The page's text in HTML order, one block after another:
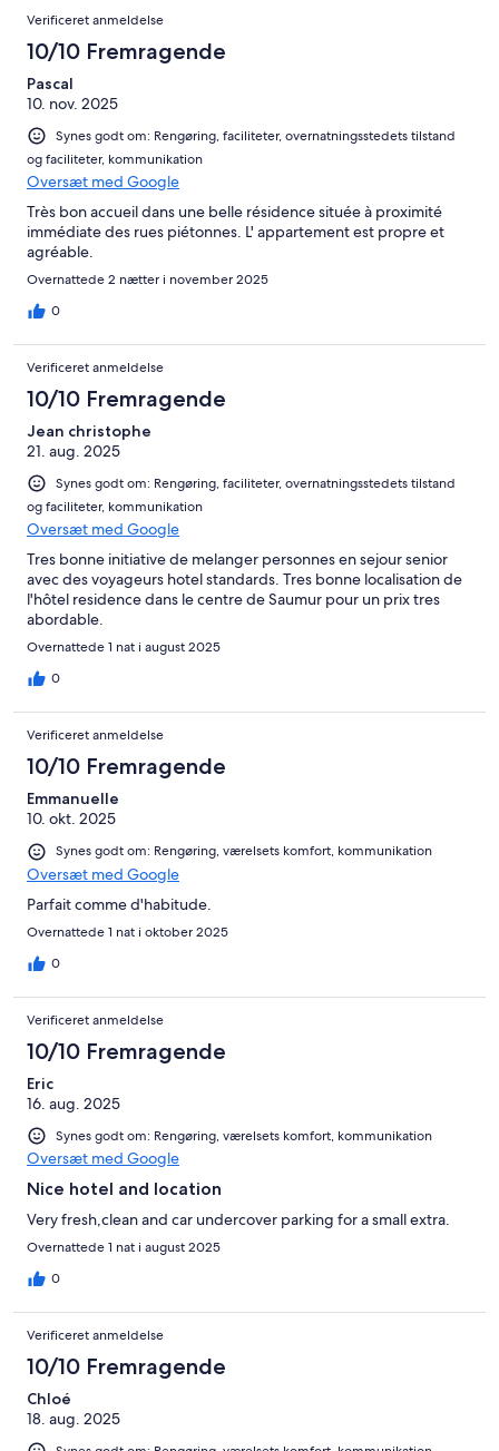
Verificeret anmeldelse
10/10 Fremragende
Pascal
10. nov. 2025
Synes godt om: Rengøring, faciliteter, overnatningsstedets tilstand
og faciliteter, kommunikation
Oversæt med Google
Très bon accueil dans une belle résidence située à proximité
immédiate des rues piétonnes. L' appartement est propre et
agréable.
Overnattede 2 nætter i november 2025
0
Verificeret anmeldelse
10/10 Fremragende
Jean christophe
21. aug. 2025
Synes godt om: Rengøring, faciliteter, overnatningsstedets tilstand
og faciliteter, kommunikation
Oversæt med Google
Tres bonne initiative de melanger personnes en sejour senior
avec des voyageurs hotel standards. Tres bonne localisation de
l'hôtel residence dans le centre de Saumur pour un prix tres
abordable.
Overnattede 1 nat i august 2025
0
Verificeret anmeldelse
10/10 Fremragende
Emmanuelle
10. okt. 2025
Synes godt om: Rengøring, værelsets komfort, kommunikation
Oversæt med Google
Parfait comme d'habitude.
Overnattede 1 nat i oktober 2025
0
Verificeret anmeldelse
10/10 Fremragende
Eric
16. aug. 2025
Synes godt om: Rengøring, værelsets komfort, kommunikation
Oversæt med Google
Nice hotel and location
Very fresh,clean and car undercover parking for a small extra.
Overnattede 1 nat i august 2025
0
Verificeret anmeldelse
10/10 Fremragende
Chloé
18. aug. 2025